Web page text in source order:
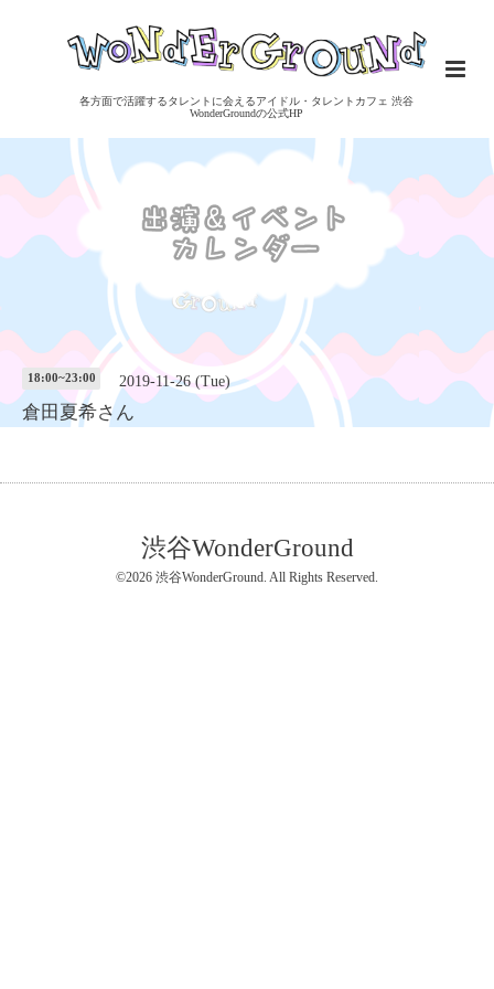
各方面で活躍するタレントに会えるアイドル・タレントカフェ 渋谷
WonderGroundの公式HP
18:00~23:00 2019-11-26 (Tue)
倉田夏希さん
渋谷WonderGround
©2026 渋谷WonderGround. All Rights Reserved.